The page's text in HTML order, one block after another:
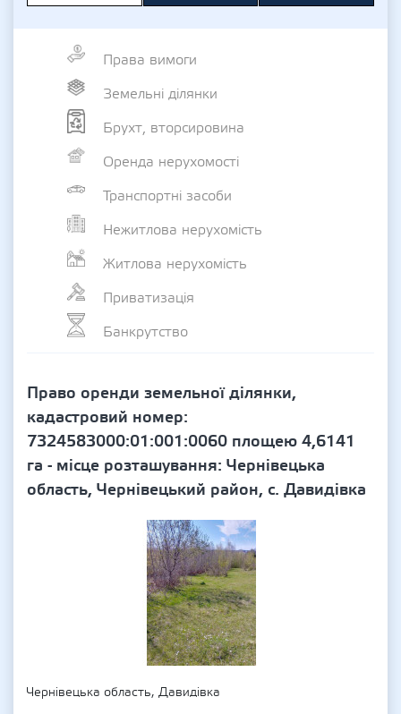
Права вимоги
Земельні ділянки
Брухт, вторсировина
Оренда нерухомості
Транспортні засоби
Нежитлова нерухомість
Житлова нерухомість
Приватизація
Банкрутство
Право оренди земельної ділянки,
кадастровий номер:
7324583000:01:001:0060 площею 4,6141
га - місце розташування: Чернівецька
область, Чернівецький район, с. Давидівка
Чернівецька область, Давидівка